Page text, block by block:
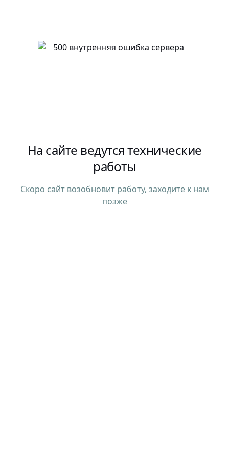
На сайте ведутся технические
работы
Скоро сайт возобновит работу, заходите к нам
позже